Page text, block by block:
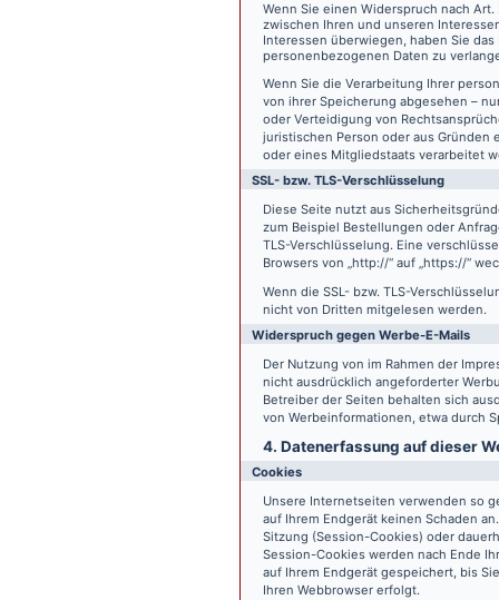
Wenn Sie einen Widerspruch nach
zwischen Ihren und unseren
Interessen überwiegen, haben Sie
personenbezogenen Daten zu
Wenn Sie die Verarbeitung Ihrer
von ihrer Speicherung abgesehen –
oder Verteidigung von
juristischen Person oder aus
oder eines Mitgliedstaats verarbeitet
SSL- bzw. TLS-Verschlüsselung
Diese Seite nutzt aus
zum Beispiel Bestellungen oder
TLS-Verschlüsselung. Eine
Browsers von „http://“ auf „https://“
Wenn die SSL- bzw. TLS-
nicht von Dritten mitgelesen werden.
Widerspruch gegen Werbe-E-Mails
Der Nutzung von im Rahmen der
nicht ausdrücklich angeforderter
Betreiber der Seiten behalten sich
von Werbeinformationen, etwa durch
4. Datenerfassung auf dieser
Cookies
Unsere Internetseiten verwenden so
auf Ihrem Endgerät keinen Schaden
Sitzung (Session-Cookies) oder
Session-Cookies werden nach Ende
auf Ihrem Endgerät gespeichert, bis
Ihren Webbrowser erfolgt.